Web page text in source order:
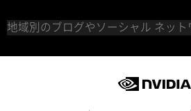
地域別のブログやソーシャル ネット